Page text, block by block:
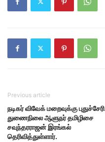
Previous article
நடிகர் விவேக் மறைவுக்கு புதுச்சேரி
துணைநிலை ஆளுநர் தமிழிசை
சவுந்தரராஜன் இரங்கல்
தெரிவித்துள்ளார்.